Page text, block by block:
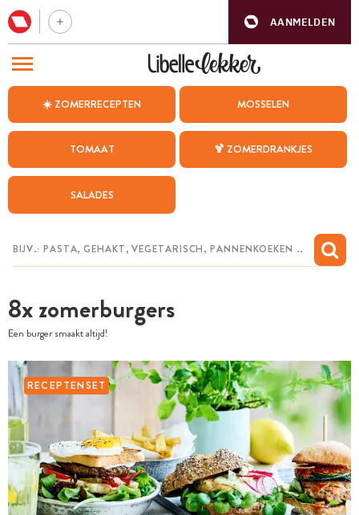
AANMELDEN
☀️ ZOMERRECEPTEN MOSSELEN
TOMAAT 🍹 ZOMERDRANKJES
SALADES
8x zomerburgers
Een burger smaakt altijd!
RECEPTENSET
BEZOEK ONZE ANDERE WEBSITES
WEEKMENU
CHAT MET MAIA
MIJN BEWAARDE RECEPTEN